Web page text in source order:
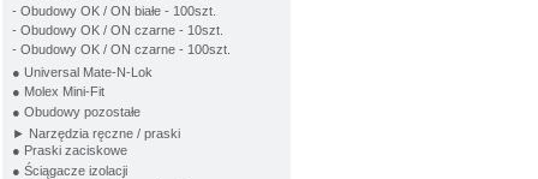
- Obudowy OK / ON białe - 100szt.
- Obudowy OK / ON czarne - 10szt.
- Obudowy OK / ON czarne - 100szt.
● Universal Mate-N-Lok
● Molex Mini-Fit
● Obudowy pozostałe
► Narzędzia ręczne / praski
● Praski zaciskowe
● Ściągacze izolacji